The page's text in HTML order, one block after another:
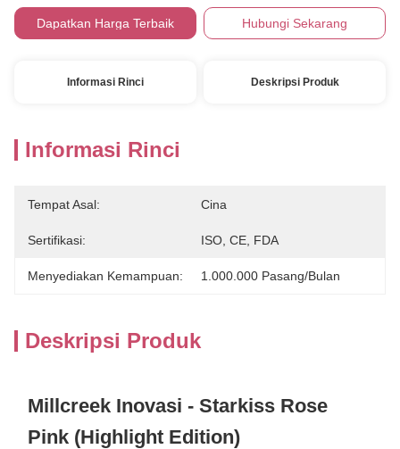
Dapatkan Harga Terbaik Hubungi Sekarang
Informasi Rinci Deskripsi Produk
Informasi Rinci
Tempat Asal: Cina
Sertifikasi: ISO, CE, FDA
Menyediakan Kemampuan: 1.000.000 Pasang/bulan
Deskripsi Produk
Millcreek Inovasi - Starkiss Rose
Pink (Highlight Edition)